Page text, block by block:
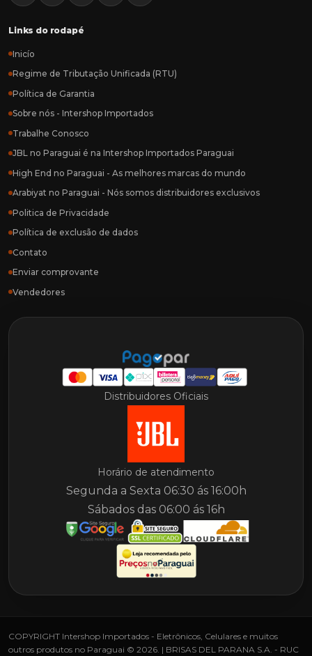
Links do rodapé
Inicío
Regime de Tributação Unificada (RTU)
Política de Garantia
Sobre nós - Intershop Importados
Trabalhe Conosco
JBL no Paraguai é na Intershop Importados Paraguai
High End no Paraguai - As melhores marcas do mundo
Arabiyat no Paraguai - Nós somos distribuidores exclusivos
Politica de Privacidade
Política de exclusão de dados
Contato
Enviar comprovante
Vendedores
Distribuidores Oficiais
Horário de atendimento
Segunda a Sexta 06:30 ás 16:00h
Sábados das 06:00 ás 16h
COPYRIGHT Intershop Importados - Eletrônicos, Celulares e muitos
outros produtos no Paraguai © 2026. | BRISAS DEL PARANA S.A. - RUC